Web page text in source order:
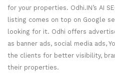
for your properties. Odhi.IN’s AI
listing comes on top on Google
looking for it. Odhi offers
as banner ads, social media ads,
the clients for better visibility,
their properties.